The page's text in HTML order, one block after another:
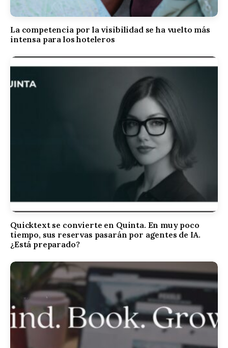
La competencia por la visibilidad se ha vuelto más
intensa para los hoteleros
Quicktext se convierte en Quinta. En muy poco
tiempo, sus reservas pasarán por agentes de IA.
¿Está preparado?